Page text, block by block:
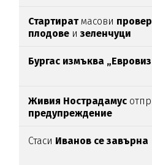
Стартиратмасови
плодове и зеленчуци
Бургас измъква
Живия Нострадамус
предупреждение
Стаси Иванов се завърна